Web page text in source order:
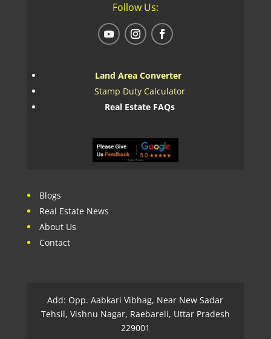
Follow Us:
Land Area Converter
Stamp Duty Calculator
Real Estate FAQs
Blogs
Real Estate News
About Us
Contact
Add: Opp. Aabkari Vibhag, Near New Sadar
Tehsil, Vishnu Nagar, Raebareli, Uttar Pradesh
229001